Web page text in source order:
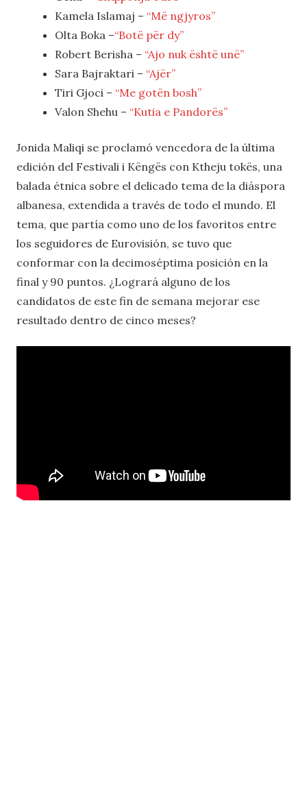
Kamela Islamaj – “Më ngjyros”
Olta Boka –“Botë për dy”
Robert Berisha – “Ajo nuk është unë”
Sara Bajraktari – “Ajër”
Tiri Gjoci – “Me gotën bosh”
Valon Shehu – “Kutia e Pandorës”
Jonida Maliqi se proclamó vencedora de la última
edición del Festivali i Këngës con Ktheju tokës, una
balada étnica sobre el delicado tema de la diáspora
albanesa, extendida a través de todo el mundo. El
tema, que partía como uno de los favoritos entre
los seguidores de Eurovisión, se tuvo que
conformar con la decimoséptima posición en la
final y 90 puntos. ¿Logrará alguno de los
candidatos de este fin de semana mejorar ese
resultado dentro de cinco meses?